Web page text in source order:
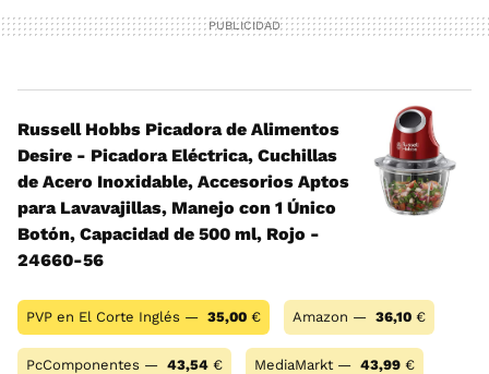
Russell Hobbs Picadora de Alimentos
Desire - Picadora Eléctrica, Cuchillas
de Acero Inoxidable, Accesorios Aptos
para Lavavajillas, Manejo con 1 Único
Botón, Capacidad de 500 ml, Rojo -
24660-56
PVP en El Corte Inglés — 35,00 € Amazon — 36,10 €
PcComponentes — 43,54 € MediaMarkt — 43,99 €